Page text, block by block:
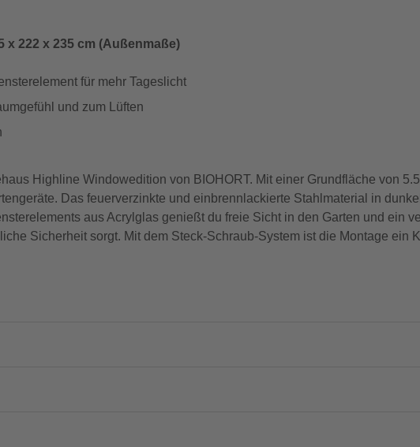
x 222 x 235 cm (Außenmaße)
für mehr Tageslicht
und zum Lüften
Highline Windowedition von BIOHORT. Mit einer Grundfläche von
Das feuerverzinkte und einbrennlackierte Stahlmaterial in
aus Acrylglas genießt du freie Sicht in den Garten und ein
Sicherheit sorgt. Mit dem Steck-Schraub-System ist die Montage ein